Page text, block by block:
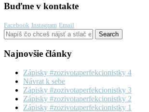
Buďme v kontakte
Facebook Instagram Email
Najnovšie články
Zápisky #zozivotaperfekcionistky 4
Návrat k sebe
Zápisky #zozivotaperfekcionistky 3
Zápisky #zozivotaperfekcionistky 2
Zápisky #zozivotaperfekcionistky 1